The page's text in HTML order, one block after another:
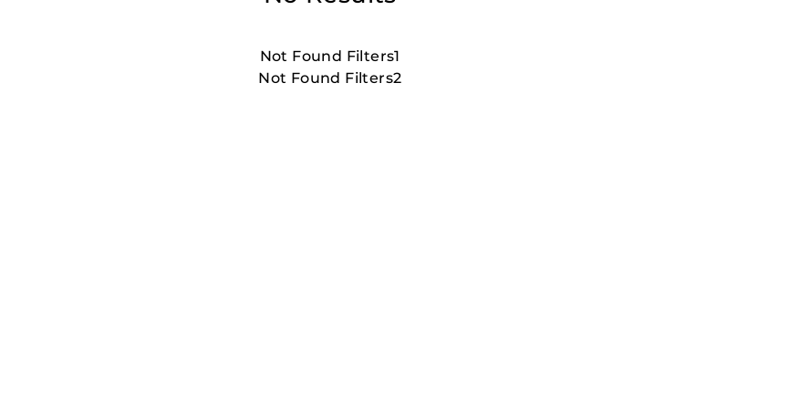
Not Found Filters1
Not Found Filters2